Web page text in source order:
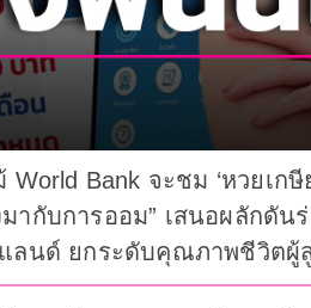
Bank จะชม ‘หวย
ากับการออม” เสนอผลัก
แลนด์ ยกระดับคุณภาพชีวิตผู้